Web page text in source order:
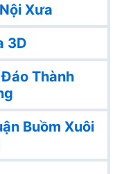
Xưa
3D
Thành
Buồm Xuôi